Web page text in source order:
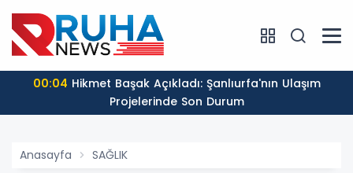
00:04
Projelerinde Son Durum
Anasayfa SAĞLIK